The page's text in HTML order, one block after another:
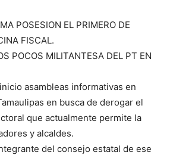
POSESION EL PRIMERO DE
FISCAL.
POCOS MILITANTESA DEL PT EN
asambleas informativas en
en busca de derogar el
que actualmente permite la
y alcaldes.
del consejo estatal de ese